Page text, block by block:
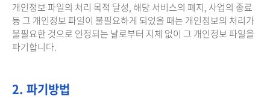
개인정보 파일의 처리 목적 달성, 해당 서비스의 폐지, 사업의 종료
등 그 개인정보 파일이 불필요하게 되었을 때는 개인정보의 처리가
불필요한 것으로 인정되는 날로부터 지체 없이 그 개인정보 파일을
파기합니다.
2. 파기방법